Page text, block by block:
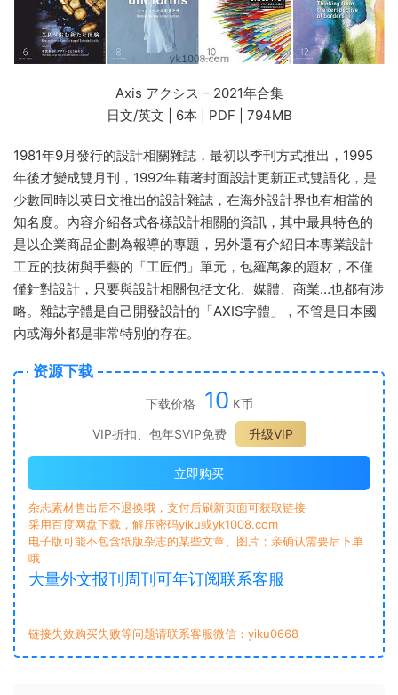
Axis アクシス – 2021年合集
日文/英文 | 6本 | PDF | 794MB
1981年9月發行的設計相關雜誌，最初以季刊方式推出，1995
年後才變成雙月刊，1992年藉著封面設計更新正式雙語化，是
少數同時以英日文推出的設計雜誌，在海外設計界也有相當的
知名度。內容介紹各式各樣設計相關的資訊，其中最具特色的
是以企業商品企劃為報導的專題，另外還有介紹日本專業設計
工匠的技術與手藝的「工匠們」單元，包羅萬象的題材，不僅
僅針對設計，只要與設計相關包括文化、媒體、商業…也都有涉
略。雜誌字體是自己開發設計的「AXIS字體」，不管是日本國
內或海外都是非常特別的存在。
资源下载
下载价格 10 K币
VIP折扣、包年SVIP免费
升级VIP
立即购买
杂志素材售出后不退换哦，支付后刷新页面可获取链接
采用百度网盘下载，解压密码yiku或yk1008.com
电子版可能不包含纸版杂志的某些文章、图片；亲确认需要后下单
哦
大量外文报刊周刊可年订阅联系客服
链接失效购买失败等问题请联系客服微信：yiku0668